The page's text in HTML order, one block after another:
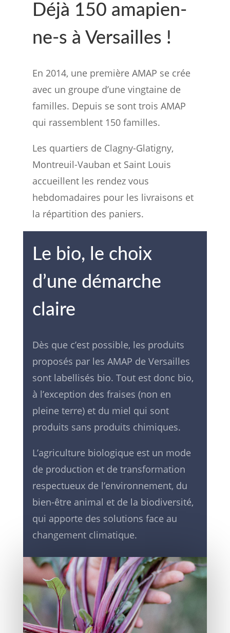
Déjà 150 amapien-
ne-s à Versailles !
En 2014, une première AMAP se crée
avec un groupe d’une vingtaine de
familles. Depuis se sont trois AMAP
qui rassemblent 150 familles.
Les quartiers de Clagny-Glatigny,
Montreuil-Vauban et Saint Louis
accueillent les rendez vous
hebdomadaires pour les livraisons et
la répartition des paniers.
Le bio, le choix
d’une démarche
claire
Dès que c’est possible, les produits
proposés par les AMAP de Versailles
sont labellisés bio. Tout est donc bio,
à l’exception des fraises (non en
pleine terre) et du miel qui sont
produits sans produits chimiques.
L’agriculture biologique est un mode
de production et de transformation
respectueux de l’environnement, du
bien-être animal et de la biodiversité,
qui apporte des solutions face au
changement climatique.